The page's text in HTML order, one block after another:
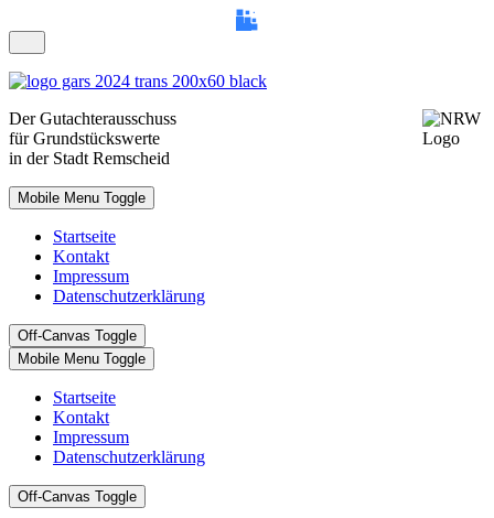
DerGutachterausschuss
für Grundstückswerte
in der Stadt Remscheid
Mobile Menu Toggle
Startseite
Kontakt
Impressum
Datenschutzerklärung
Off-Canvas Toggle
Mobile Menu Toggle
Startseite
Kontakt
Impressum
Datenschutzerklärung
Off-Canvas Toggle